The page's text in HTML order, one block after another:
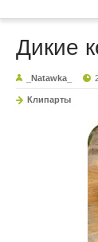
Дикие
_Natawka_
Клипарты